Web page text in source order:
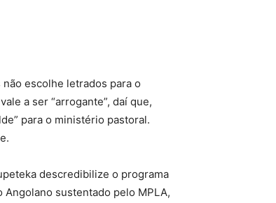
escolhe letrados para o
a ser “arrogante”, daí que,
para o ministério pastoral.
descredibilize o programa
sustentado pelo MPLA,